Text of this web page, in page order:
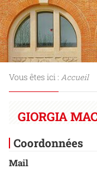
Vous êtes ici : Accueil
GIORGIA
Coordonnées
Mail